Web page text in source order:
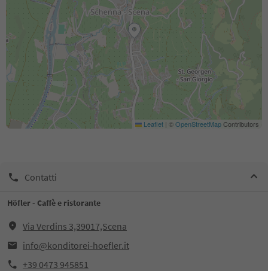
Leaflet | ©OpenStreetMapContributors
Contatti
Höfler - Caffè e ristorante
Via Verdins 3,39017,Scena
info@konditorei-hoefler.it
+39 0473 945851